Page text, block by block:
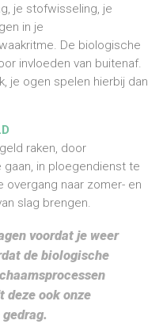
je stofwisseling, je
in je
De biologische
invloeden van buitenaf.
je ogen spelen hierbij dan
raken, door
in ploegendienst te
naar zomer- en
slag brengen.
voordat je weer
de biologische
deze ook onze